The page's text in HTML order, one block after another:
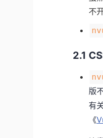
不
2.1
版
有
《